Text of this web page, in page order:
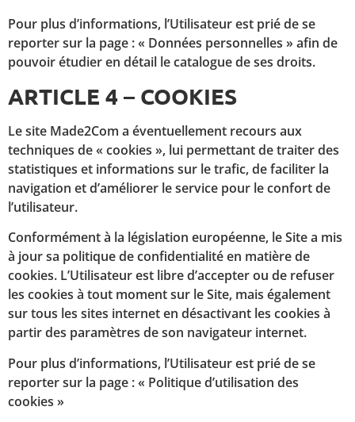
Pour plus d’informations, l’Utilisateur est prié de se
reporter sur la page : « Données personnelles » afin de
pouvoir étudier en détail le catalogue de ses droits.
ARTICLE 4 – COOKIES
Le site Made2Com a éventuellement recours aux
techniques de « cookies », lui permettant de traiter des
statistiques et informations sur le trafic, de faciliter la
navigation et d’améliorer le service pour le confort de
l’utilisateur.
Conformément à la législation européenne, le Site a mis
à jour sa politique de confidentialité en matière de
cookies. L’Utilisateur est libre d’accepter ou de refuser
les cookies à tout moment sur le Site, mais également
sur tous les sites internet en désactivant les cookies à
partir des paramètres de son navigateur internet.
Pour plus d’informations, l’Utilisateur est prié de se
reporter sur la page : « Politique d’utilisation des
cookies »